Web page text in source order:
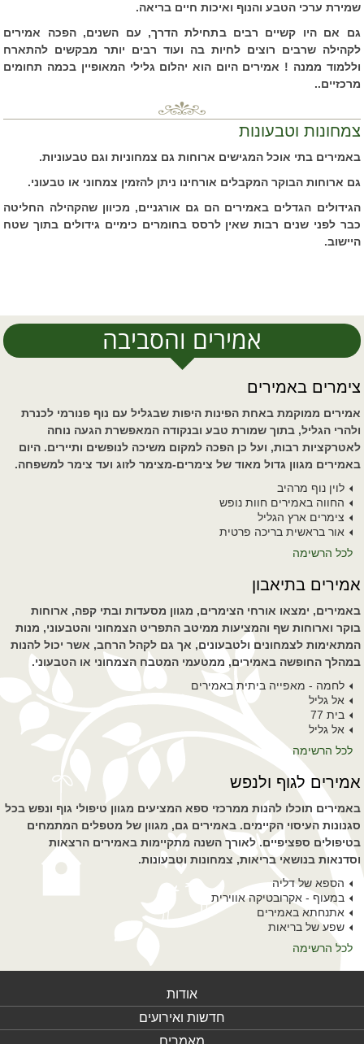
שמירת ערכי הטבע והנוף ואיכות חיים בריאה.
גם אם היו קשיים רבים בתחילת הדרך, עם השנים, הפכה אמירים
לקהילה שרבים רוצים לחיות בה ועוד רבים יותר מבקשים להתארח
וללמוד ממנה ! אמירים היום הוא יהלום גלילי המאופיין בכמה תחומים
מרכזיים..
צמחונות וטבעונות
באמירים בתי אוכל המגישים ארוחות גם צמחוניות וגם טבעוניות.
גם ארוחות הבוקר המקבלים אורחינו ניתן להזמין צמחוני או טבעוני.
הגידולים הגדלים באמירים הם גם אורגניים, מכיוון שהקהילה החליטה
כבר לפני שנים רבות שאין לרסס בחומרים כימיים גידולים בתוך שטח
היישוב.
אמירים והסביבה
צימרים באמירים
אמירים ממוקמת באחת הפינות היפות שבגליל עם נוף פנורמי לכנרת
ולהרי הגליל, בתוך שמורת טבע ובנקודה המאפשרת הגעה נוחה
לאטרקציות רבות, ועל כן הפכה למקום משיכה לנופשים ותיירים. היום
באמירים מגוון גדול מאוד של צימרים-מצימר לזוג ועד צימר למשפחה.
לוין נוף מרהיב
החווה באמירים חוות נופש
צימרים ארץ הגליל
אור בראשית בריכה פרטית
לכל הרשימה
אמירים בתיאבון
באמירים, ימצאו אורחי הצימרים, מגוון מסעדות ובתי קפה, ארוחות
בוקר וארוחות שף והמציעות ממיטב התפריט הצמחוני והטבעוני, מנות
המתאימות לצמחונים ולטבעונים, אך גם לקהל הרחב, אשר יכול להנות
במהלך החופשה באמירים, ממטעמי המטבח הצמחוני או הטבעוני.
לחמה - מאפייה ביתית באמירים
אל גליל
בית 77
אל גליל
לכל הרשימה
אמירים לגוף ולנפש
באמירים תוכלו להנות ממרכזי ספא המציעים מגוון טיפולי גוף ונפש בכל
סגנונות העיסוי הקיימים. באמירים גם, מגוון של מטפלים המתמחים
בטיפולים ספציפיים. לאורך השנה מתקיימות באמירים הרצאות
וסדנאות בנושאי בריאות, צמחונות וטבעונות.
הספא של דליה
במעוף - אקרובטיקה אווירית
אתנחתא באמירים
שפע של בריאות
לכל הרשימה
אודות
חדשות ואירועים
מאמרים